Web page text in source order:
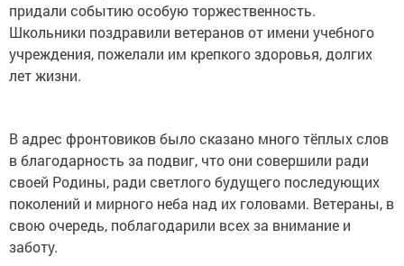
придали событию особую торжественность.
Школьники поздравили ветеранов от имени учебного
учреждения, пожелали им крепкого здоровья, долгих
лет жизни.
В адрес фронтовиков было сказано много тёплых слов
в благодарность за подвиг, что они совершили ради
своей Родины, ради светлого будущего последующих
поколений и мирного неба над их головами. Ветераны, в
свою очередь, поблагодарили всех за внимание и
заботу.